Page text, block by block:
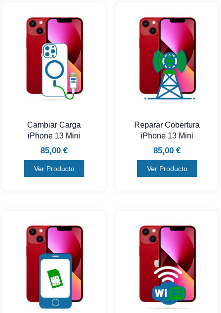
Cambiar Carga
iPhone 13 Mini
85,00 €
Ver Producto
Reparar Cobertura
iPhone 13 Mini
85,00 €
Ver Producto